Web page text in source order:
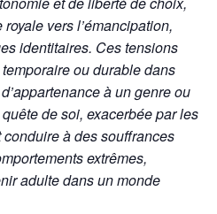
vers l’émancipation,
identitaires. Ces tensions
ou durable dans
à un genre ou
de soi, exacerbée par les
à des souffrances
extrêmes,
adulte dans un monde